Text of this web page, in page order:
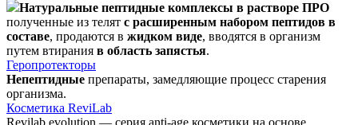
Натуральные пептидные комплексы в растворе ПРО
полученные из телят с расширенным набором пептидов в
составе, продаются в жидком виде, вводятся в организм
путем втирания в область запястья.
Геропротекторы
Непептидные препараты, замедляющие процесс старения
организма.
Косметика ReviLab
Revilab evolution — серия anti-age косметики на основе